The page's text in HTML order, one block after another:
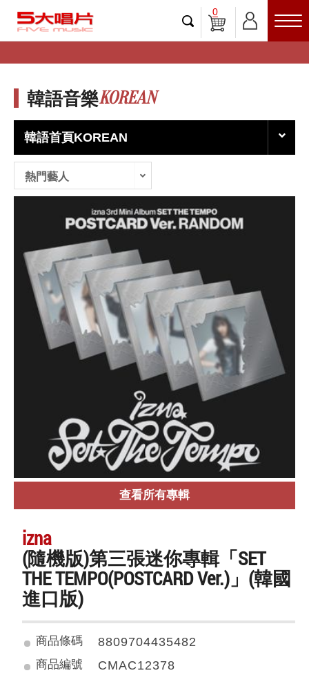
0
韓語音樂KOREAN
韓語首頁KOREAN
熱門藝人
查看所有專輯
izna
(隨機版)第三張迷你專輯「SET
THE TEMPO(POSTCARD Ver.)」(韓國
進口版)
商品條碼 8809704435482
商品編號 CMAC12378